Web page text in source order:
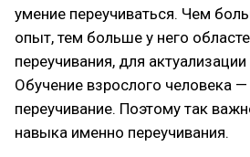
умение переучиваться. Чем
опыт, тем больше у него
переучивания, для
Обучение взрослого человека —
переучивание. Поэтому так
навыка именно переучивания.